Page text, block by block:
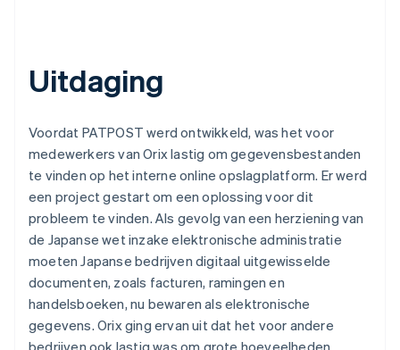
Uitdaging
Voordat PATPOST werd ontwikkeld, was het voor
medewerkers van Orix lastig om gegevensbestanden
te vinden op het interne online opslagplatform. Er werd
een project gestart om een oplossing voor dit
probleem te vinden. Als gevolg van een herziening van
de Japanse wet inzake elektronische administratie
moeten Japanse bedrijven digitaal uitgewisselde
documenten, zoals facturen, ramingen en
handelsboeken, nu bewaren als elektronische
gegevens. Orix ging ervan uit dat het voor andere
bedrijven ook lastig was om grote hoeveelheden